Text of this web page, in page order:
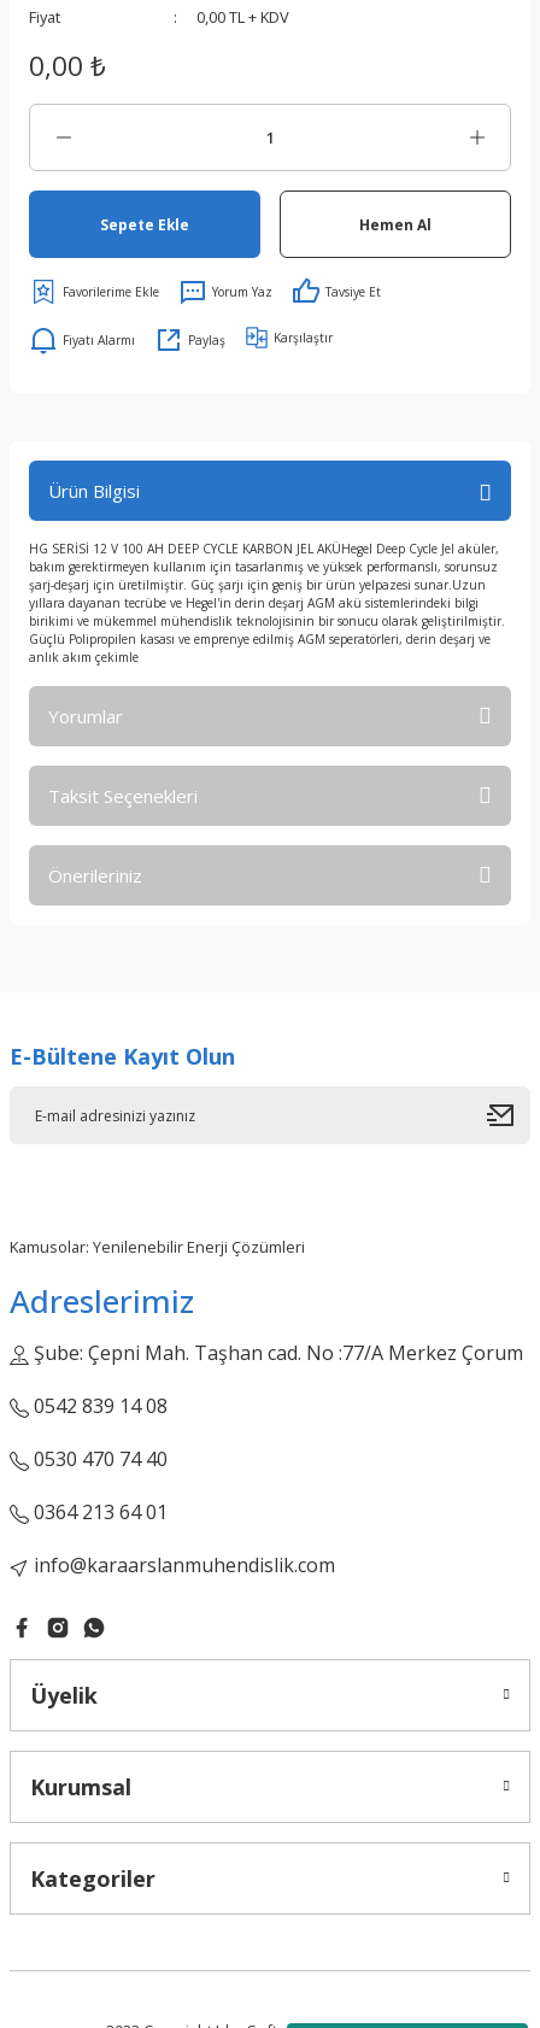
Fiyat
0,00 TL + KDV
0,00 ₺
Sepete Ekle Hemen Al
Yorum Yaz Tavsiye Et
Fiyatı Alarmı Paylaş Karşılaştır
Ürün Bilgisi
HG SERİSİ 12 V 100 AH DEEP CYCLE KARBON JEL AKÜHegel Deep Cycle Jel aküler,
bakım gerektirmeyen kullanım için tasarlanmış ve yüksek performanslı, sorunsuz
şarj-deşarj için üretilmiştir. Güç şarjı için geniş bir ürün yelpazesi sunar.Uzun
yıllara dayanan tecrübe ve Hegel'in derin deşarj AGM akü sistemlerindeki bilgi
birikimi ve mükemmel mühendislik teknolojisinin bir sonucu olarak geliştirilmiştir.
Güçlü Polipropilen kasası ve emprenye edilmiş AGM seperatörleri, derin deşarj ve
anlık akım çekimle
Yorumlar
Taksit Seçenekleri
Önerileriniz
Ürün resmi kalitesiz, bozuk veya görüntülenemiyor.
Gönder
E-Bültene Kayıt Olun
Kamusolar: Yenilenebilir Enerji Çözümleri
Adreslerimiz
Şube: Çepni Mah. Taşhan cad. No :77/A Merkez Çorum
0542 839 14 08
0530 470 74 40
0364 213 64 01
info@karaarslanmuhendislik.com
Üyelik
Kurumsal
Kategoriler